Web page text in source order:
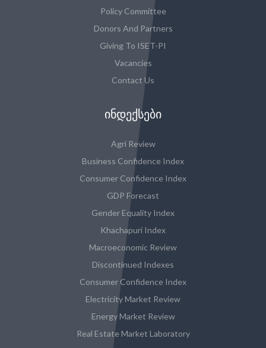
Policy Committee
Donors And Partners
Giving To ISET-PI
Vacancies
Contact Us
ᲘᲜᲓᲔᲥᲡᲔᲑᲘ
Agri Review
Business Confidence Index
Consumer Confidence Index
GDP Forecast
Gender Equality Index
Khachapuri Index
Macroeconomic Review
Discontinued Indexes
Consumer Confidence Index
Electricity Market Review
Energy Market Review
Real Estate Market Laboratory